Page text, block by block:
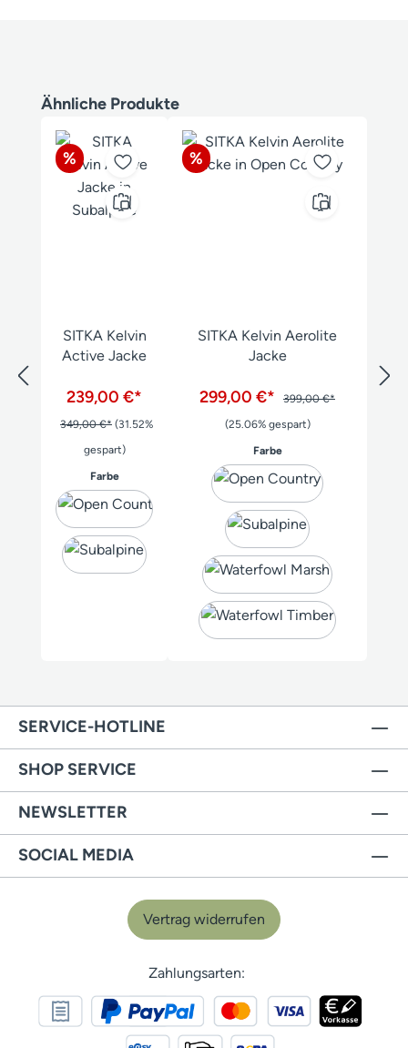
Produktgalerie überspringen
Ähnliche Produkte
Rabatt
%
SITKA Kelvin
Active Jacke
239,00 €*
349,00 €* (31.52%
gespart)
Farbeauswählen
Rabatt
%
SITKA Kelvin Aerolite
Jacke
299,00 €*
399,00 €*
(25.06% gespart)
Farbeauswählen
SERVICE-HOTLINE
SHOP SERVICE
NEWSLETTER
SOCIAL MEDIA
Vertrag widerrufen
Zahlungsarten: